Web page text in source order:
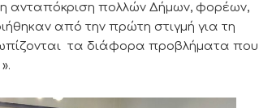
ανταπόκριση πολλών Δήμων, φορέων,
από την πρώτη στιγμή για τη
τα διάφορα προβλήματα που